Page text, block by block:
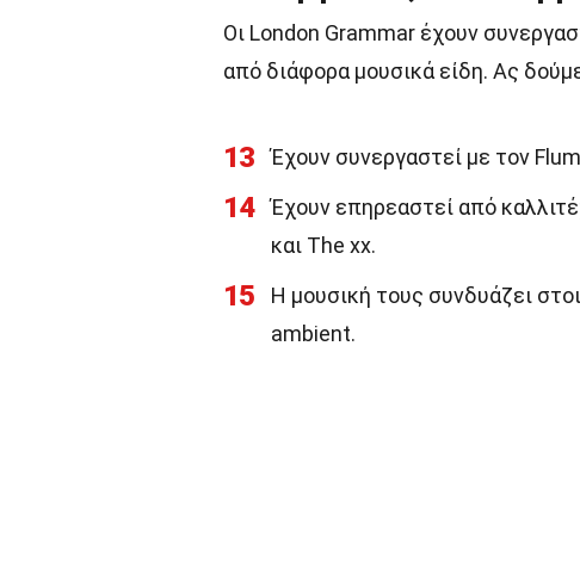
Οι London Grammar έχουν
από διάφορα μουσικά είδη. Ας
13 Έχουν συνεργαστεί με τον
14
Έχουν επηρεαστεί από
και The xx.
15
Η μουσική τους συνδυάζει
ambient.